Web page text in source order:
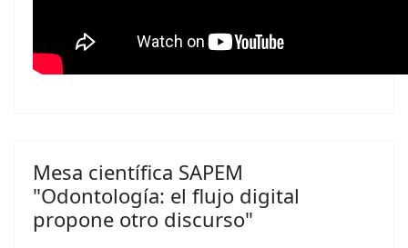
Mesa científica SAPEM
"Odontología: el flujo digital
propone otro discurso"